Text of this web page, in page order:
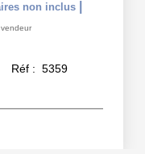
non inclus
Réf : 5359